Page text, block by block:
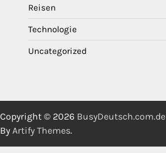
Reisen
Technologie
Uncategorized
Copyright © 2026 BusyDeutsch.com.de
By Artify Themes.